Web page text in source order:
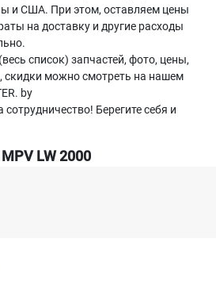
и США. При этом, оставляем цены
на доставку и другие расходы
список) запчастей, фото, цены,
скидки можно смотреть на нашем
by
Берегите себя и
LW 2000